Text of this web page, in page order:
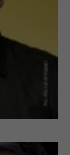
o tym, jak
partnerom
danymi